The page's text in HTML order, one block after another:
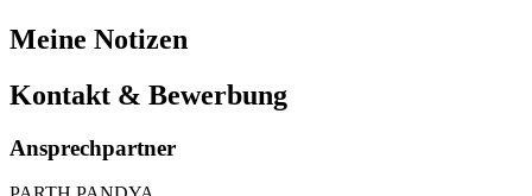
Meine Notizen
Kontakt & Bewerbung
Ansprechpartner